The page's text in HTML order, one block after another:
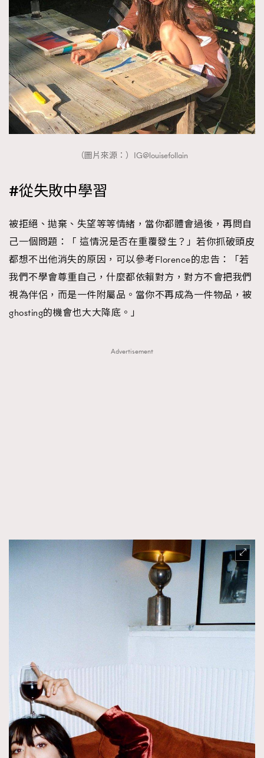
（圖片來源：）IG@louisefollain
#從失敗中學習
被拒絕、拋棄、失望等等情緒，當你都體會過後，再問自
己一個問題：「 這情況是否在重覆發生？」若你抓破頭皮
都想不出他消失的原因，可以參考Florence的忠告：「若
我們不學會尊重自己，什麼都依賴對方，對方不會把我們
視為伴侶，而是一件附屬品。當你不再成為一件物品，被
ghosting的機會也大大降底。」
Advertisement